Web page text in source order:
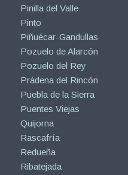
Pinilla del Valle
Pinto
Piñuécar-Gandullas
Pozuelo de Alarcón
Pozuelo del Rey
Prádena del Rincón
Puebla de la Sierra
Puentes Viejas
Quijorna
Rascafría
Redueña
Ribatejada